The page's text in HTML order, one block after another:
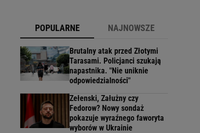
POPULARNE NAJNOWSZE
Brutalny atak przed Złotymi
Tarasami. Policjanci szukają
napastnika. "Nie uniknie
odpowiedzialności"
Zełenski, Załużny czy
Fedorow? Nowy sondaż
pokazuje wyraźnego faworyta
wyborów w Ukrainie